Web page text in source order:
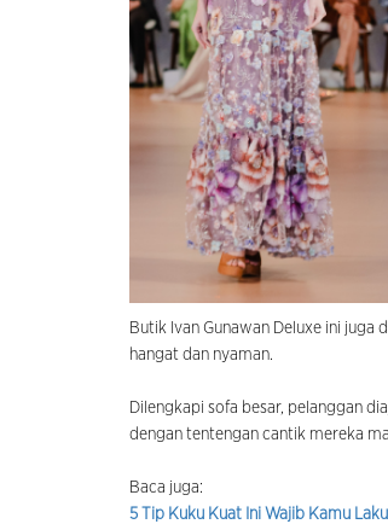
Butik Ivan Gunawan Deluxe ini juga
hangat dan nyaman.
Dilengkapi sofa besar, pelanggan
dengan tentengan cantik mereka
Baca juga:
5 Tip Kuku Kuat Ini Wajib Kamu